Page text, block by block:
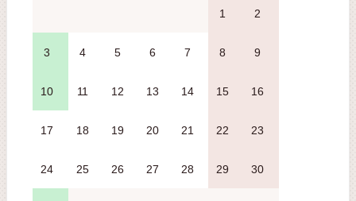
1 2
3 4 5 6 7 8 9
10 11 12 13 14 15 16
17 18 19 20 21 22 23
24 25 26 27 28 29 30